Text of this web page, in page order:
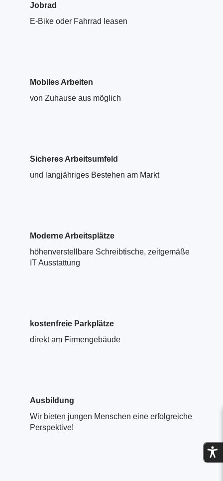
Jobrad
E-Bike oder Fahrrad leasen
Mobiles Arbeiten
von Zuhause aus möglich
Sicheres Arbeitsumfeld
und langjähriges Bestehen am Markt
Moderne Arbeitsplätze
höhenverstellbare Schreibtische, zeitgemäße
IT Ausstattung
kostenfreie Parkplätze
direkt am Firmengebäude
Ausbildung
Wir bieten jungen Menschen eine erfolgreiche
Perspektive!